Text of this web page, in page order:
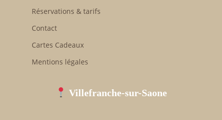
Réservations & tarifs
Contact
Cartes Cadeaux
Mentions légales
Villefranche-sur-Saone